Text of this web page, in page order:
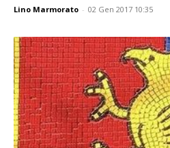
Lino Marmorato - 02 Gen 2017 10:35